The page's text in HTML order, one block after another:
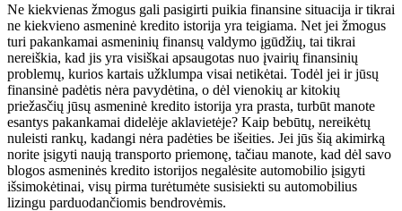
Ne kiekvienas žmogus gali pasigirti puikia finansine situacija ir tikrai
ne kiekvieno asmeninė kredito istorija yra teigiama. Net jei žmogus
turi pakankamai asmeninių finansų valdymo įgūdžių, tai tikrai
nereiškia, kad jis yra visiškai apsaugotas nuo įvairių finansinių
problemų, kurios kartais užklumpa visai netikėtai. Todėl jei ir jūsų
finansinė padėtis nėra pavydėtina, o dėl vienokių ar kitokių
priežasčių jūsų asmeninė kredito istorija yra prasta, turbūt manote
esantys pakankamai didelėje aklavietėje? Kaip bebūtų, nereikėtų
nuleisti rankų, kadangi nėra padėties be išeities. Jei jūs šią akimirką
norite įsigyti naują transporto priemonę, tačiau manote, kad dėl savo
blogos asmeninės kredito istorijos negalėsite automobilio įsigyti
išsimokėtinai, visų pirma turėtumėte susisiekti su automobilius
lizingu parduodančiomis bendrovėmis.